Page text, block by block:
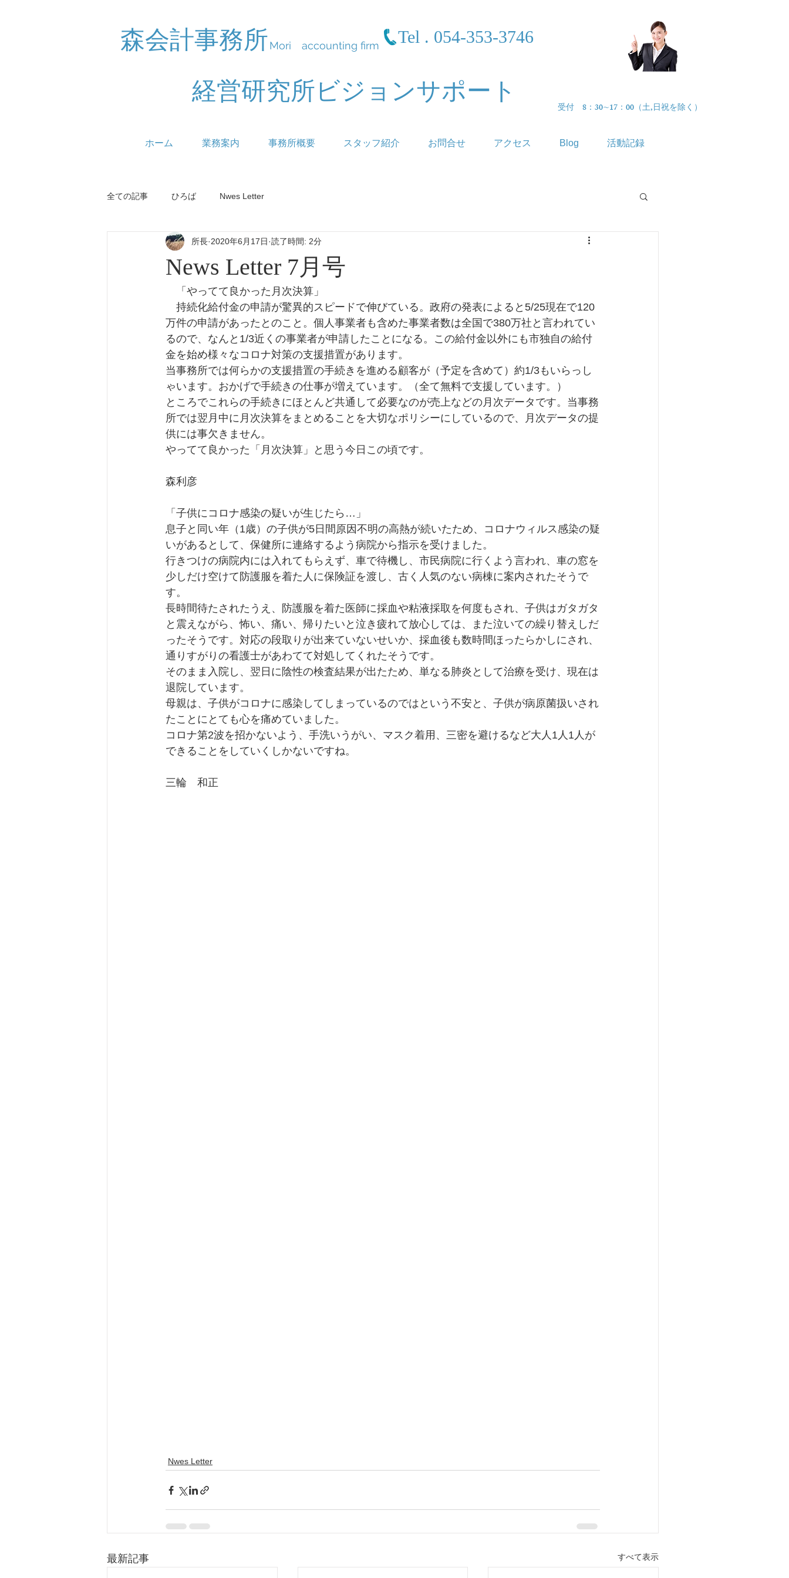
森会計事務所 Tel . 054-353-3746
Mori accounting firm
経営研究所ビジョンサポート
受付 8：30∼17：00（土,日祝を除く）
ホーム 業務案内 事務所概要 スタッフ紹介 お問合せ アクセス Blog 活動記録
全ての記事 ひろば Nwes Letter
News Letter 7月号
所長 2020年6月17日 読了時間: 2分
「やってて良かった月次決算」
持続化給付金の申請が驚異的スピードで伸びている。政府の発表によると5/25現在で120
万件の申請があったとのこと。個人事業者も含めた事業者数は全国で380万社と言われてい
るので、なんと1/3近くの事業者が申請したことになる。この給付金以外にも市独自の給付
金を始め様々なコロナ対策の支援措置があります。
当事務所では何らかの支援措置の手続きを進める顧客が（予定を含めて）約1/3もいらっし
ゃいます。おかげで手続きの仕事が増えています。（全て無料で支援しています。）
ところでこれらの手続きにほとんど共通して必要なのが売上などの月次データです。当事務
所では翌月中に月次決算をまとめることを大切なポリシーにしているので、月次データの提
供には事欠きません。
やってて良かった「月次決算」と思う今日この頃です。
森利彦
「子供にコロナ感染の疑いが生じたら…」
息子と同い年（1歳）の子供が5日間原因不明の高熱が続いたため、コロナウィルス感染の疑
いがあるとして、保健所に連絡するよう病院から指示を受けました。
行きつけの病院内には入れてもらえず、車で待機し、市民病院に行くよう言われ、車の窓を
少しだけ空けて防護服を着た人に保険証を渡し、古く人気のない病棟に案内されたそうで
す。
長時間待たされたうえ、防護服を着た医師に採血や粘液採取を何度もされ、子供はガタガタ
と震えながら、怖い、痛い、帰りたいと泣き疲れて放心しては、また泣いての繰り替えしだ
ったそうです。対応の段取りが出来ていないせいか、採血後も数時間ほったらかしにされ、
通りすがりの看護士があわてて対処してくれたそうです。
そのまま入院し、翌日に陰性の検査結果が出たため、単なる肺炎として治療を受け、現在は
退院しています。
母親は、子供がコロナに感染してしまっているのではという不安と、子供が病原菌扱いされ
たことにとても心を痛めていました。
コロナ第2波を招かないよう、手洗いうがい、マスク着用、三密を避けるなど大人1人1人が
できることをしていくしかないですね。
三輪　和正
Nwes Letter
最新記事 すべて表示